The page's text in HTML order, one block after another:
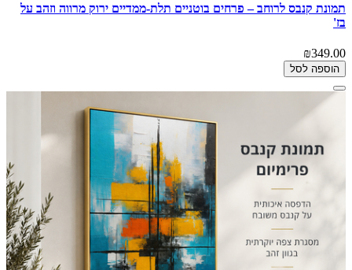
תמונת קנבס לרוחב – פרחים בוטניים תלת-ממדיים ירוק מרווה וזהב על
בז'
₪349.00
הוספה לסל